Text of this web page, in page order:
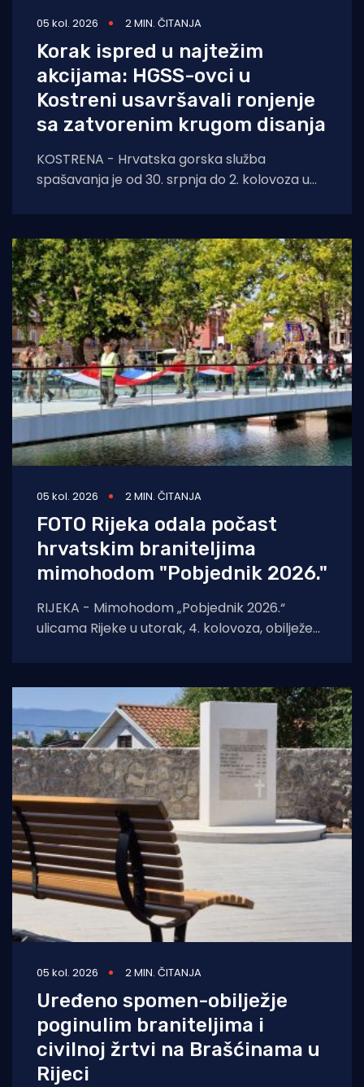
05 kol. 2026 2 MIN. ČITANJA
Korak ispred u najtežim
akcijama: HGSS-ovci u
Kostreni usavršavali ronjenje
sa zatvorenim krugom disanja
KOSTRENA - Hrvatska gorska služba
spašavanja je od 30. srpnja do 2. kolovoza u
05 kol. 2026 2 MIN. ČITANJA
FOTO Rijeka odala počast
hrvatskim braniteljima
mimohodom "Pobjednik 2026."
RIJEKA - Mimohodom „Pobjednik 2026.“
ulicama Rijeke u utorak, 4. kolovoza, obilježeni
05 kol. 2026 2 MIN. ČITANJA
Uređeno spomen-obilježje
poginulim braniteljima i
civilnoj žrtvi na Brašćinama u
Rijeci